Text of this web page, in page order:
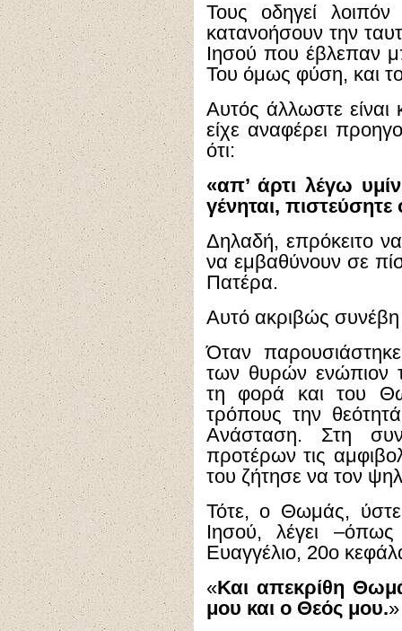
Τους οδηγεί
κατανοήσουν την
Ιησού που έβλεπαν
Του όμως φύση, και
Αυτός άλλωστε είναι
είχε αναφέρει
ότι:
«απ’ άρτι λέγω
γένηται, πιστεύσητε
Δηλαδή, επρόκειτο να
να εμβαθύνουν σε
Πατέρα.
Αυτό ακριβώς
Όταν
των θυρών ενώπιον
τη φορά και του
τρόπους την
Ανάσταση. Στη
προτέρων τις
του ζήτησε να τον
Τότε, ο Θωμάς,
Ιησού, λέγει
Ευαγγέλιο, 20ο
«Και απεκρίθη
μου και ο Θεός μου.»